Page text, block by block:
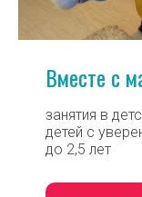
Вместе с
занятия в
детей с
до 2,5 лет